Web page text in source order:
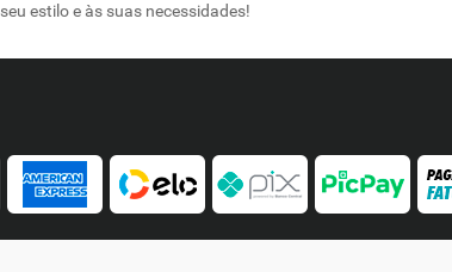
seu estilo e às suas necessidades!